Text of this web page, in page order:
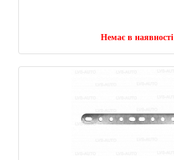
Немає в наявності